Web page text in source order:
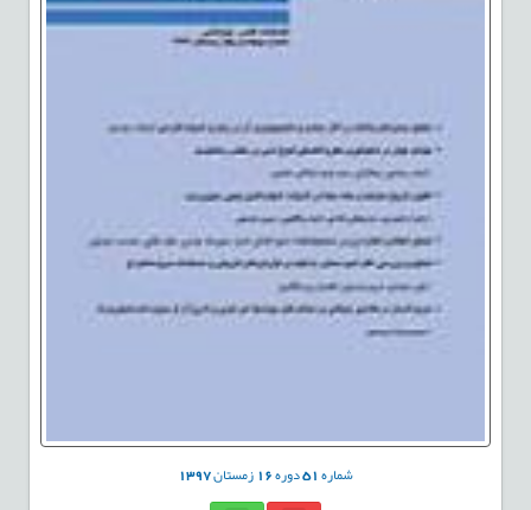
شماره51دوره16 زمستان1397